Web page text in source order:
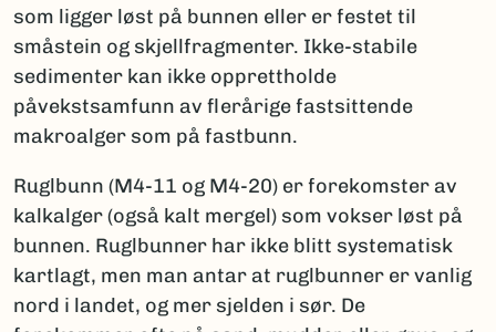
som ligger løst på bunnen eller er festet til
småstein og skjellfragmenter. Ikke-stabile
sedimenter kan ikke opprettholde
påvekstsamfunn av flerårige fastsittende
makroalger som på fastbunn.
Ruglbunn (M4-11 og M4-20) er forekomster av
kalkalger (også kalt mergel) som vokser løst på
bunnen. Ruglbunner har ikke blitt systematisk
kartlagt, men man antar at ruglbunner er vanlig
nord i landet, og mer sjelden i sør. De